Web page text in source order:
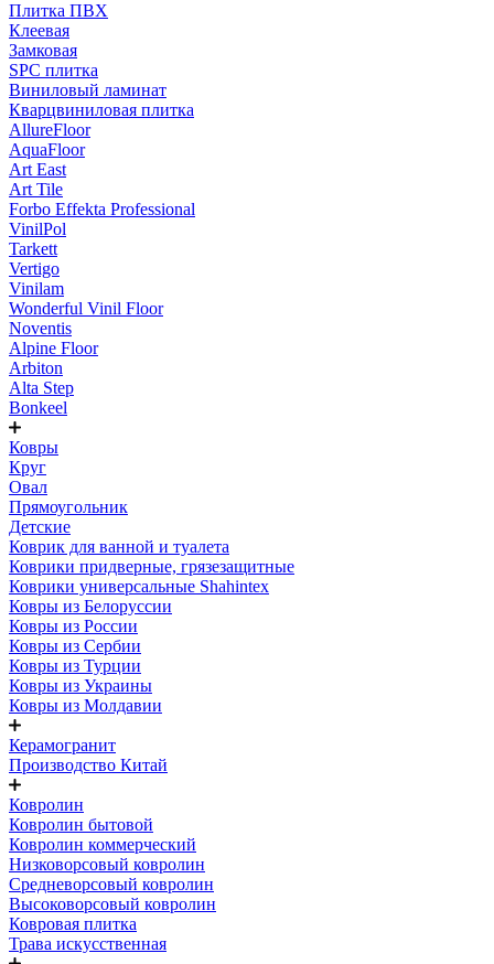
Плитка ПВХ
Клеевая
Замковая
SPC плитка
Виниловый ламинат
Кварцвиниловая плитка
AllureFloor
AquaFloor
Art East
Art Tile
Forbo Effekta Professional
VinilPol
Tarkett
Vertigo
Vinilam
Wonderful Vinil Floor
Noventis
Alpine Floor
Arbiton
Alta Step
Bonkeel
Ковры
Круг
Овал
Прямоугольник
Детские
Коврик для ванной и туалета
Коврики придверные, грязезащитные
Коврики универсальные Shahintex
Ковры из Белоруссии
Ковры из России
Ковры из Сербии
Ковры из Турции
Ковры из Украины
Ковры из Молдавии
Керамогранит
Производство Китай
Ковролин
Ковролин бытовой
Ковролин коммерческий
Низковорсовый ковролин
Средневорсовый ковролин
Высоковорсовый ковролин
Ковровая плитка
Трава искусственная